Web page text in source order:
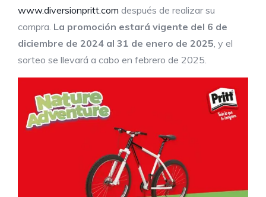
www.diversionpritt.com después de realizar su
compra. La promoción estará vigente del 6 de
diciembre de 2024 al 31 de enero de 2025 , y el
sorteo se llevará a cabo en febrero de 2025.